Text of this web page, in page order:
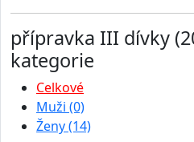
přípravka III dívky
kategorie
Celkové
Muži (0)
Ženy (14)